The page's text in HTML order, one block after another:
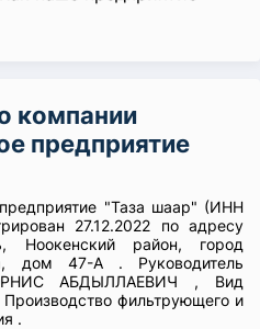
компании
предприятие
предприятие "Таза шаар" (ИНН
27.12.2022 по адресу
Ноокенский район, город
дом 47-А . Руководитель
АБДЫЛЛАЕВИЧ , Вид
фильтрующего и
.